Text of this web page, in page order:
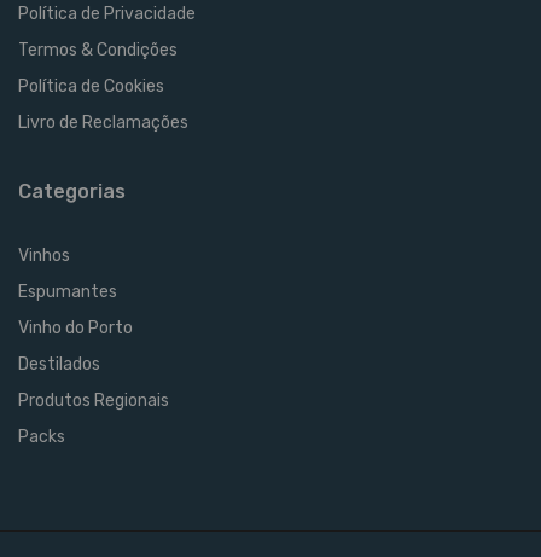
Política de Privacidade
Termos & Condições
Política de Cookies
Livro de Reclamações
Categorias
Vinhos
Espumantes
Vinho do Porto
Destilados
Produtos Regionais
Packs